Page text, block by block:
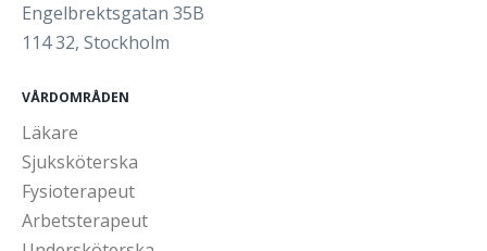
Engelbrektsgatan 35B
114 32, Stockholm
VÅRDOMRÅDEN
Läkare
Sjuksköterska
Fysioterapeut
Arbetsterapeut